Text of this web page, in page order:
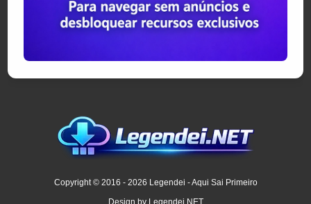
Copyright © 2016 - 2026 Legendei - Aqui Sai Primeiro